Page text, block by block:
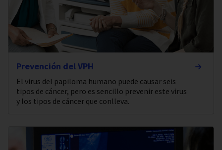
Prevención del VPH
El virus del papiloma humano puede causar seis
tipos de cáncer, pero es sencillo prevenir este virus
y los tipos de cáncer que conlleva.